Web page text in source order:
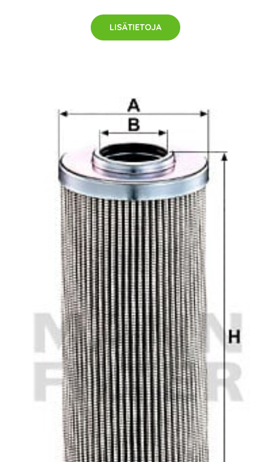
LISÄTIETOJA